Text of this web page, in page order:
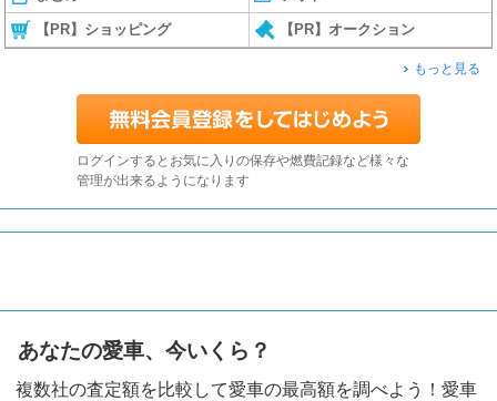
【PR】ショッピング 【PR】オークション
もっと見る
ログインするとお気に入りの保存や燃費記録など様々な
管理が出来るようになります
あなたの愛車、今いくら？
複数社の査定額を比較して愛車の最高額を調べよう！愛車